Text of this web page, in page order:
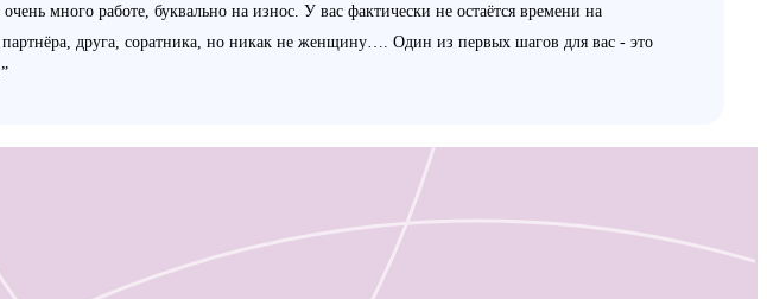
много работе, буквально на износ. У вас фактически не остаётся времени на
друга, соратника, но никак не женщину…. Один из первых шагов для вас - это